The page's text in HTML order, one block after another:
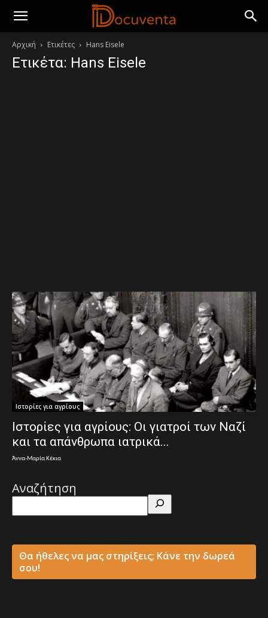
Αρχική Ετικέτες Hans Eisele
Ετικέτα: Hans Eisele
Ιστορίες για αγρίους
Ιστορίες για αγρίους: Οι γιατροί των Ναζί
και τα απάνθρωπα ιατρικά...
Άννα-Μαρία Κέκια
Αναζήτηση
Θα ήθελες να μας στηρίξεις; Κάνε την δωρεά
σου!